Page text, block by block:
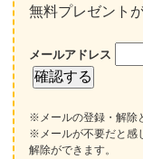
無料プレゼント
メールアドレス
※メールの登録・解除
※メールが不要だと感
解除ができます。